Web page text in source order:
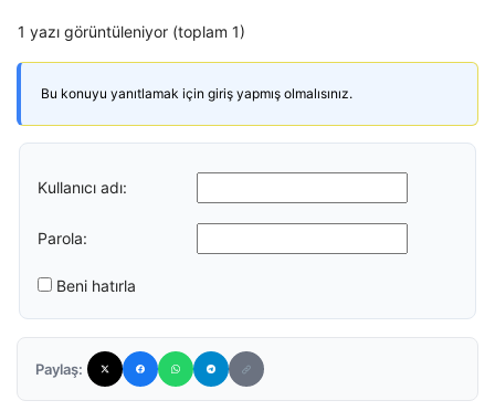
1 yazı görüntüleniyor (toplam 1)
Bu konuyu yanıtlamak için giriş yapmış olmalısınız.
Kullanıcı adı:
Parola:
Beni hatırla
Paylaş: